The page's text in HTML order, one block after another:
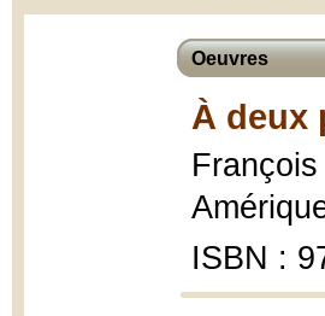
Oeuvres
À deux
ISBN :